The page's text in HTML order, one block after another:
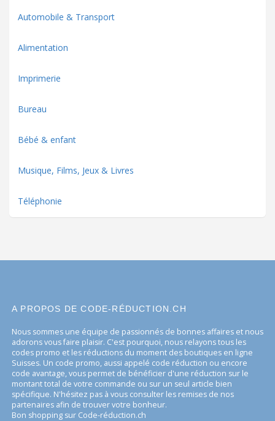
Automobile & Transport
Alimentation
Imprimerie
Bureau
Bébé & enfant
Musique, Films, Jeux & Livres
Téléphonie
A PROPOS DE CODE-RÉDUCTION.CH
Nous sommes une équipe de passionnés de bonnes affaires et nous
adorons vous faire plaisir. C'est pourquoi, nous relayons tous les
codes promo et les réductions du moment des boutiques en ligne
Suisses. Un code promo, aussi appelé code réduction ou encore
code avantage, vous permet de bénéficier d'une réduction sur le
montant total de votre commande ou sur un seul article bien
spécifique. N'hésitez pas à vous consulter les remises de nos
partenaires afin de trouver votre bonheur.
Bon shopping sur Code-réduction.ch